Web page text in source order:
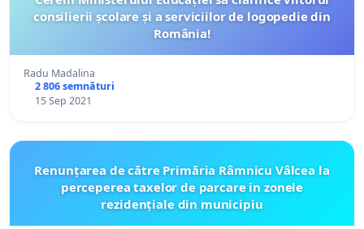
consilierii școlare și a serviciilor de logopedie din
România!
Radu Madalina
2 806 semnături
15 Sep 2021
Renunțarea de către Primăria Râmnicu Vâlcea la
perceperea taxelor de parcare in zonele
rezidențiale din municipiu